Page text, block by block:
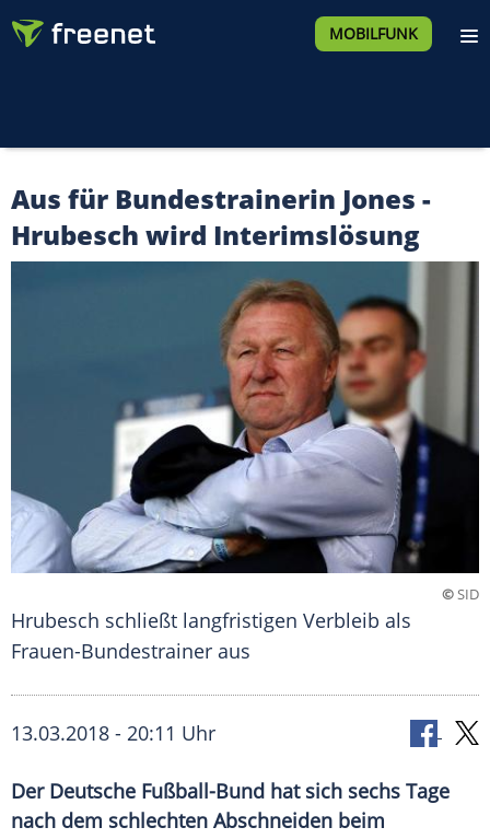
MOBILFUNK
Aus für Bundestrainerin Jones -
Hrubesch wird Interimslösung
©SID
Hrubesch schließt langfristigen Verbleib als
Frauen-Bundestrainer aus
13.03.2018 - 20:11 Uhr
Der Deutsche Fußball-Bund hat sich sechs Tage
nach dem schlechten Abschneiden beim